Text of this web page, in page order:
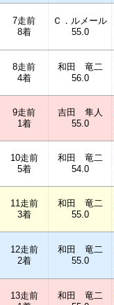
7走前
8着
Ｃ．ルメール
55.0
8走前
4着
和田 竜二
56.0
9走前
1着
吉田 隼人
55.0
10走前
5着
和田 竜二
54.0
11走前
3着
和田 竜二
55.0
12走前
2着
和田 竜二
55.0
13走前
和田 竜二